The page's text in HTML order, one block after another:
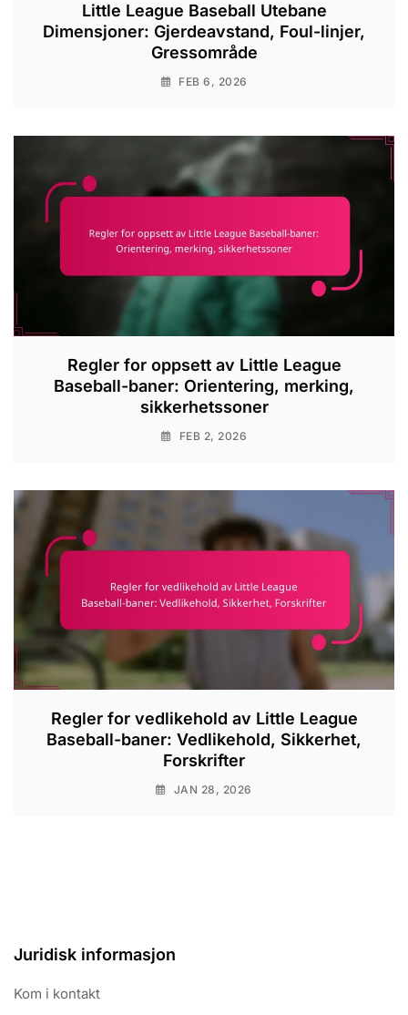
Little League Baseball Utebane
Dimensjoner: Gjerdeavstand, Foul-linjer,
Gressområde
FEB 6, 2026
Regler for oppsett av Little League
Baseball-baner: Orientering, merking,
sikkerhetssoner
FEB 2, 2026
Regler for vedlikehold av Little League
Baseball-baner: Vedlikehold, Sikkerhet,
Forskrifter
JAN 28, 2026
Juridisk informasjon
Kom i kontakt